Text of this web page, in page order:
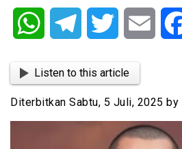
WhatsAppTelegram Twitter Email
Listen to this article
Diterbitkan Sabtu, 5 Juli, 2025 by